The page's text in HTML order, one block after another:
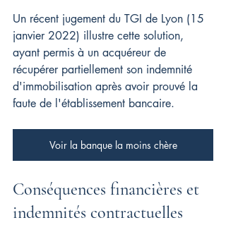
Un récent jugement du TGI de Lyon (15
janvier 2022) illustre cette solution,
ayant permis à un acquéreur de
récupérer partiellement son indemnité
d'immobilisation après avoir prouvé la
faute de l'établissement bancaire.
Voir la banque la moins chère
Conséquences financières et
indemnités contractuelles